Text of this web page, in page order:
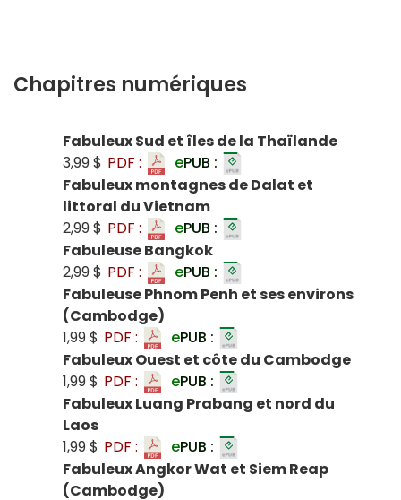
Chapitres numériques
Fabuleux Sud et îles de la Thaïlande
3,99 $ PDF : ePUB :
Fabuleux montagnes de Dalat et
littoral du Vietnam
2,99 $ PDF : ePUB :
Fabuleuse Bangkok
2,99 $ PDF : ePUB :
Fabuleuse Phnom Penh et ses environs
(Cambodge)
1,99 $ PDF : ePUB :
Fabuleux Ouest et côte du Cambodge
1,99 $ PDF : ePUB :
Fabuleux Luang Prabang et nord du
Laos
1,99 $ PDF : ePUB :
Fabuleux Angkor Wat et Siem Reap
(Cambodge)